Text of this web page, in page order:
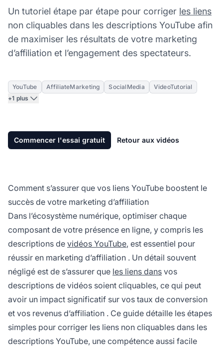
Un tutoriel étape par étape pour corriger les liens
non cliquables dans les descriptions YouTube afin
de maximiser les résultats de votre marketing
d’affiliation et l’engagement des spectateurs.
YouTube AffiliateMarketing SocialMedia
VideoTutorial
+1 plus
Commencer l'essai gratuit Retour aux vidéos
Comment s’assurer que vos liens YouTube boostent le
succès de votre marketing d’affiliation
Dans l’écosystème numérique, optimiser chaque
composant de votre présence en ligne, y compris les
descriptions de vidéos YouTube, est essentiel pour
réussir en marketing d’affiliation . Un détail souvent
négligé est de s’assurer que les liens dans vos
descriptions de vidéos soient cliquables, ce qui peut
avoir un impact significatif sur vos taux de conversion
et vos revenus d’affiliation . Ce guide détaille les étapes
simples pour corriger les liens non cliquables dans les
descriptions YouTube, une compétence aussi facile